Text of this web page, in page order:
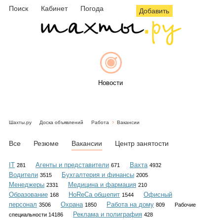
Поиск Кабинет Погода Добавить
Новости
Объявления
Шахты.ру Доска объявлений Работа Вакансии
Все Резюме Вакансии Центр занятости
IT 281 Агенты и представители 671 Вахта 4932
Водители 3515 Бухгалтерия и финансы 2005
Менеджеры 2331 Медицина и фармация 210
Образование 168 HoReCa общепит 1544
Офисный
персонал 3506 Охрана 1850 Работа на дому 809
Рабочие
специальности 14186
Реклама и полиграфия 428